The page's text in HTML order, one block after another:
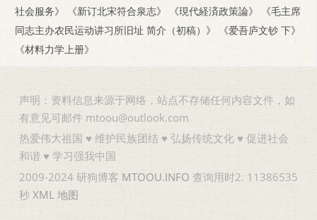
社会服务》
《新订北宋符合泉志》 《現代経済政策論》
《毛主席
同志主办农民运动讲习所旧址 简介（初稿）》
《爱吾庐文钞 下》
《材料力学上册》
声明：资料信息来源于网络，站点不存储任何内容文件，如
有意见可邮件 mtoou@outlook.com
热爱伟大祖国 ♥ 维护民族团结 ♥ 弘扬传统文化 ♥ 促进社会
和谐 ♥ 学习强我中国
2009-2024 研狗博客 MTOOU.INFO 查询用时2. 11386535
秒 XML 地图